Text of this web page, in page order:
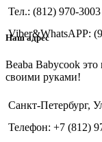
Тел.: (812) 970-3003
Viber&WhatsAPP:
Наш адрес
Beaba Babycook это
своими руками!
Санкт-Петербург,
Телефон: +7 (812)